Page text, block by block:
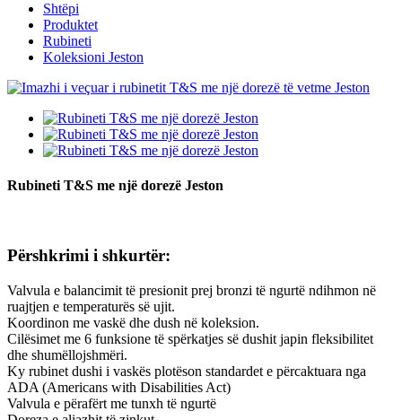
Shtëpi
Produktet
Rubineti
Koleksioni Jeston
Rubineti T&S me një dorezë Jeston
Përshkrimi i shkurtër:
Valvula e balancimit të presionit prej bronzi të ngurtë ndihmon në
ruajtjen e temperaturës së ujit.
Koordinon me vaskë dhe dush në koleksion.
Cilësimet me 6 funksione të spërkatjes së dushit japin fleksibilitet
dhe shumëllojshmëri.
Ky rubinet dushi i vaskës plotëson standardet e përcaktuara nga
ADA (Americans with Disabilities Act)
Valvula e përafërt me tunxh të ngurtë